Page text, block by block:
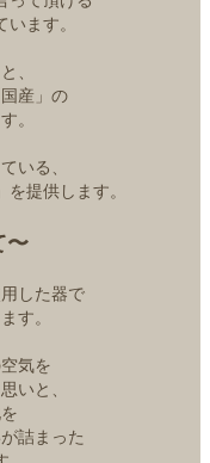
ます。
、
産」の
。
いる、
提供します。
〜
した器で
す。
気を
いと、
詰まった